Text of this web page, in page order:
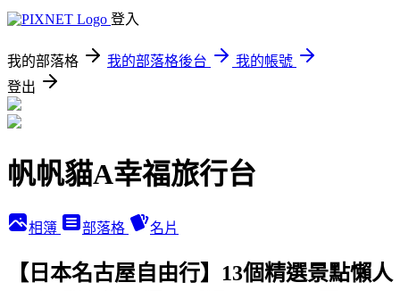
登入
我的部落格 我的部落格後台
我的帳號
登出
帆帆貓A幸福旅行台
相簿 部落格 名片
【日本名古屋自由行】13個精選景點懶人